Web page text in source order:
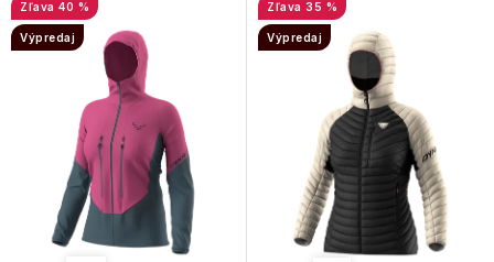
d
u
o
40 %
Výpredaj
35 %
Výpredaj